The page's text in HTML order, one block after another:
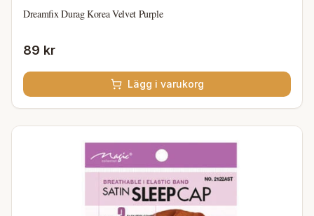
Dreamfix Durag Korea Velvet Purple
89 kr
Lägg i varukorg